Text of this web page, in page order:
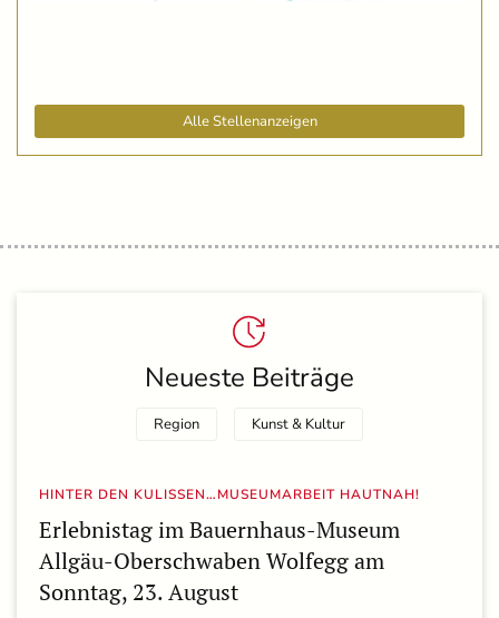
Alle Stellenanzeigen
Neueste Beiträge
Region Kunst & Kultur
HINTER DEN KULISSEN…MUSEUMARBEIT HAUTNAH!
Erlebnistag im Bauernhaus-Museum
Allgäu-Oberschwaben Wolfegg am
Sonntag, 23. August